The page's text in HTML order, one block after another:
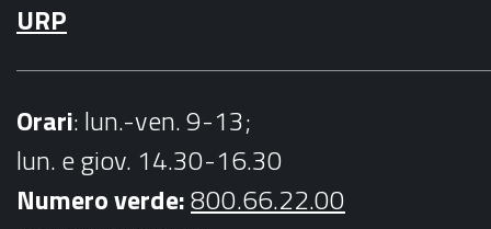
URP
Orari: lun.-ven. 9-13;
lun. e giov. 14.30-16.30
Numero verde:800.66.22.00